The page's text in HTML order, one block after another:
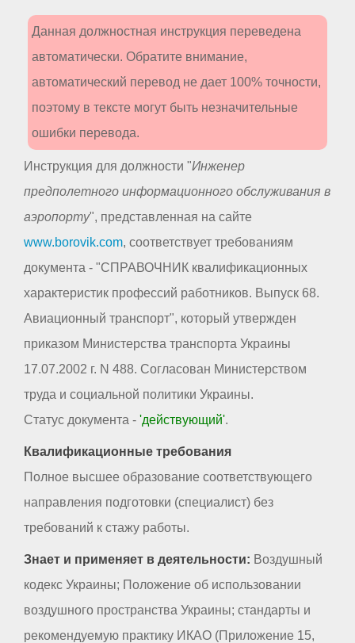
Данная должностная инструкция переведена
автоматически. Обратите внимание,
автоматический перевод не дает 100% точности,
поэтому в тексте могут быть незначительные
ошибки перевода.
Инструкция для должности "Инженер
предполетного информационного обслуживания в
аэропорту", представленная на сайте
www.borovik.com, соответствует требованиям
документа - "СПРАВОЧНИК квалификационных
характеристик профессий работников. Выпуск 68.
Авиационный транспорт", который утвержден
приказом Министерства транспорта Украины
17.07.2002 г. N 488. Согласован Министерством
труда и социальной политики Украины.
Статус документа - 'действующий'.
Квалификационные требования
Полное высшее образование соответствующего
направления подготовки (специалист) без
требований к стажу работы.
Знает и применяет в деятельности: Воздушный
кодекс Украины; Положение об использовании
воздушного пространства Украины; стандарты и
рекомендуемую практику ИКАО (Приложение 15,